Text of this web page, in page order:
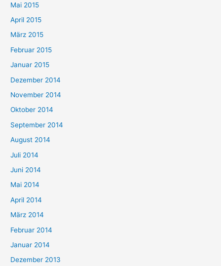
Mai 2015
April 2015
März 2015
Februar 2015
Januar 2015
Dezember 2014
November 2014
Oktober 2014
September 2014
August 2014
Juli 2014
Juni 2014
Mai 2014
April 2014
März 2014
Februar 2014
Januar 2014
Dezember 2013